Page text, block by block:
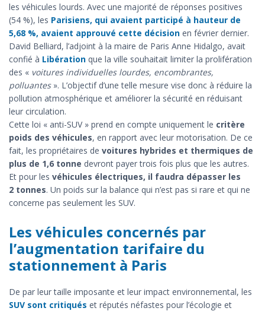
les véhicules lourds. Avec une majorité de réponses positives
(54 %), les Parisiens, qui avaient participé à hauteur de
5,68 %, avaient approuvé cette décision en février dernier.
David Belliard, l’adjoint à la maire de Paris Anne Hidalgo, avait
confié à Libération que la ville souhaitait limiter la prolifération
des « voitures individuelles lourdes, encombrantes,
polluantes». L’objectif d’une telle mesure vise donc à réduire la
pollution atmosphérique et améliorer la sécurité en réduisant
leur circulation.
Cette loi « anti-SUV » prend en compte uniquement le critère
poids des véhicules, en rapport avec leur motorisation. De ce
fait, les propriétaires de voitures hybrides et thermiques de
plus de 1,6 tonne devront payer trois fois plus que les autres.
Et pour les véhicules électriques, il faudra dépasser les
2 tonnes. Un poids sur la balance qui n’est pas si rare et qui ne
concerne pas seulement les SUV.
Les véhicules concernés par
l’augmentation tarifaire du
stationnement à Paris
De par leur taille imposante et leur impact environnemental, les
SUV sont critiqués et réputés néfastes pour l’écologie et